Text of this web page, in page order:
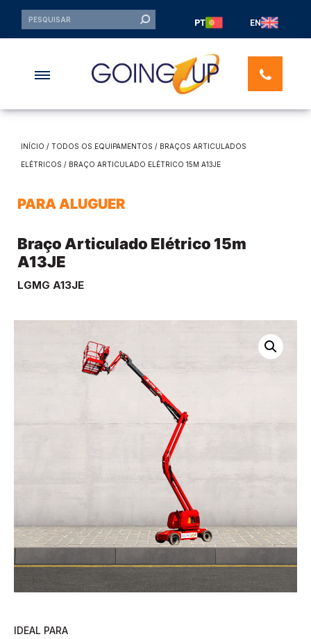
PT EN
INÍCIO / TODOS OS EQUIPAMENTOS / BRAÇOS ARTICULADOS
ELÉTRICOS / BRAÇO ARTICULADO ELÉTRICO 15M A13JE
PARA ALUGUER
Braço Articulado Elétrico 15m
A13JE
LGMG A13JE
IDEAL PARA